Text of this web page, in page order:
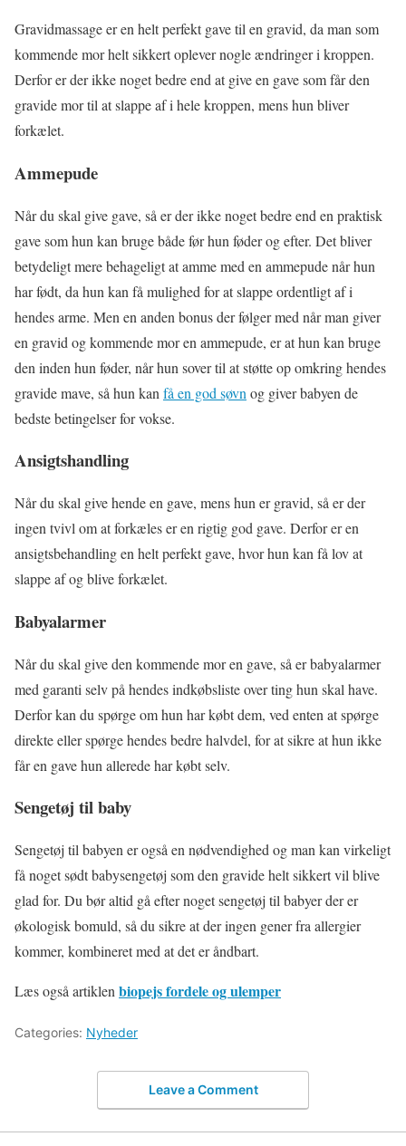
Gravidmassage er en helt perfekt gave til en gravid, da man som
kommende mor helt sikkert oplever nogle ændringer i kroppen.
Derfor er der ikke noget bedre end at give en gave som får den
gravide mor til at slappe af i hele kroppen, mens hun bliver
forkælet.
Ammepude
Når du skal give gave, så er der ikke noget bedre end en praktisk
gave som hun kan bruge både før hun føder og efter. Det bliver
betydeligt mere behageligt at amme med en ammepude når hun
har født, da hun kan få mulighed for at slappe ordentligt af i
hendes arme. Men en anden bonus der følger med når man giver
en gravid og kommende mor en ammepude, er at hun kan bruge
den inden hun føder, når hun sover til at støtte op omkring hendes
gravide mave, så hun kan få en god søvn og giver babyen de
bedste betingelser for vokse.
Ansigtshandling
Når du skal give hende en gave, mens hun er gravid, så er der
ingen tvivl om at forkæles er en rigtig god gave. Derfor er en
ansigtsbehandling en helt perfekt gave, hvor hun kan få lov at
slappe af og blive forkælet.
Babyalarmer
Når du skal give den kommende mor en gave, så er babyalarmer
med garanti selv på hendes indkøbsliste over ting hun skal have.
Derfor kan du spørge om hun har købt dem, ved enten at spørge
direkte eller spørge hendes bedre halvdel, for at sikre at hun ikke
får en gave hun allerede har købt selv.
Sengetøj til baby
Sengetøj til babyen er også en nødvendighed og man kan virkeligt
få noget sødt babysengetøj som den gravide helt sikkert vil blive
glad for. Du bør altid gå efter noget sengetøj til babyer der er
økologisk bomuld, så du sikre at der ingen gener fra allergier
kommer, kombineret med at det er åndbart.
Læs også artiklen biopejs fordele og ulemper
Categories: Nyheder
Leave a Comment